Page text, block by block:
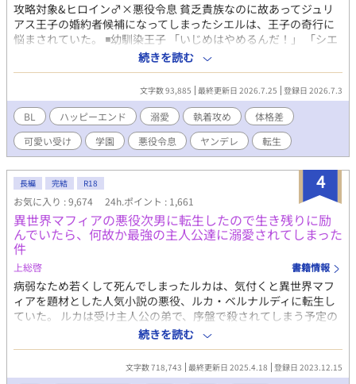
攻略対象&ヒロイン♂×悪役令息 貧乏貴族なのに故あってジュリ
アス王子の婚約者候補になってしまったシエルは、王子の奇行に
悩まされていた。 ◾️幼馴染王子 「いじめはやめるんだ！」 「シエ
ルは、嫉妬してこんな事したんだよな？」 ※設定のせいで最初は
空回りのやらかしばかりです。かっこいい攻めではありません
が、シエルへの愛は誰にも負けません！ ◾️ヒロイン♂ 注意！中身
はバリタチ 「セックスはスポーツだよ♪」 ◾️過保護な従者 「お前
は俺がいないと、何にも出来ないんだから」 ◾️弟（転生者） 「ー
ー 兄さんは僕が幸せにする！」 ◾️騎士団長の息子 「俺は貴方
の守護騎士です」 果たしてシエルは幸せになる事が出来るの
か……？ ★最終的には、やらかし王子とハッピーエンド予定で
す。 注意！ がっつり本番はありませんが、随所に、匂わせ、エ
ロが絡むシーン、攻めが変態になるシーンがあります。 ちょこち
ょこ出てくるので、話のタイトルに※はつけてません。 いつでも
何でもウェルカムな方、どうぞ宜しくお願いします。 後で気づい
てサイレント修正する場合があります。
続きを読む
文字数 93,885 最終更新日 2026.7.25 登録日 2026.7.3
BL ハッピーエンド 溺愛 執着攻め
体格差
可愛い受け
学園 悪役令息 ヤンデレ 転生
4
長編 完結 R18
お気に入り : 9,674 24h.ポイント : 1,661
異世界マフィアの悪役次男に転生したので生き残りに励
んでいたら、何故か最強の主人公達に溺愛されてしまった
件
上総啓 書籍情報
病弱なため若くして死んでしまったルカは、気付くと異世界マフ
ィアを題材とした人気小説の悪役、ルカ・ベルナルディに転生し
ていた。 ルカは受け主人公の弟で、序盤で殺されてしまう予定の
小物な悪役。せっかく生まれ変わったのにすぐに死んでしまうな
んて理不尽だ！と憤ったルカは、生存のために早速行動を開始す
る。 その結果ルカは、小説では最悪の仲だった兄への媚売りに成
功しすぎてしまい、兄を立派なブラコンに成長させてしまった。
続きを読む
文字数 718,743 最終更新日 2025.4.18 登録日 2023.12.15